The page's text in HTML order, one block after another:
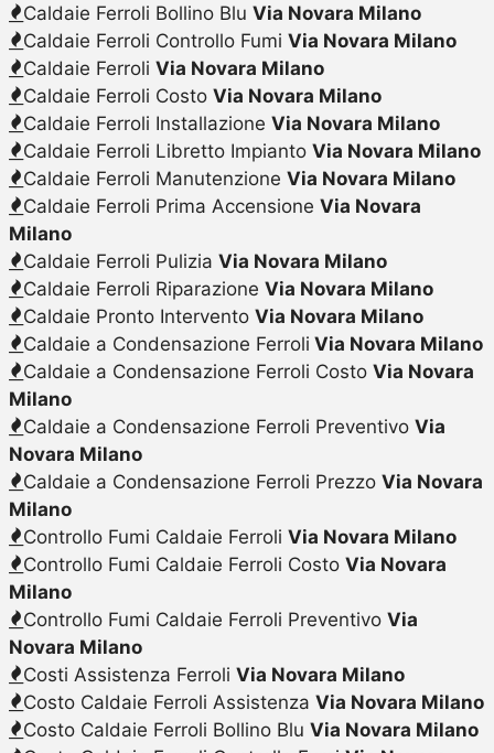
Caldaie Ferroli Bollino Blu Via Novara Milano
Caldaie Ferroli Controllo Fumi Via Novara Milano
Caldaie Ferroli Via Novara Milano
Caldaie Ferroli Costo Via Novara Milano
Caldaie Ferroli Installazione Via Novara Milano
Caldaie Ferroli Libretto Impianto Via Novara Milano
Caldaie Ferroli Manutenzione Via Novara Milano
Caldaie Ferroli Prima Accensione Via Novara
Milano
Caldaie Ferroli Pulizia Via Novara Milano
Caldaie Ferroli Riparazione Via Novara Milano
Caldaie Pronto Intervento Via Novara Milano
Caldaie a Condensazione Ferroli Via Novara Milano
Caldaie a Condensazione Ferroli Costo Via Novara
Milano
Caldaie a Condensazione Ferroli Preventivo Via
Novara Milano
Caldaie a Condensazione Ferroli Prezzo Via Novara
Milano
Controllo Fumi Caldaie Ferroli Via Novara Milano
Controllo Fumi Caldaie Ferroli Costo Via Novara
Milano
Controllo Fumi Caldaie Ferroli Preventivo Via
Novara Milano
Costi Assistenza Ferroli Via Novara Milano
Costo Caldaie Ferroli Assistenza Via Novara Milano
Costo Caldaie Ferroli Bollino Blu Via Novara Milano